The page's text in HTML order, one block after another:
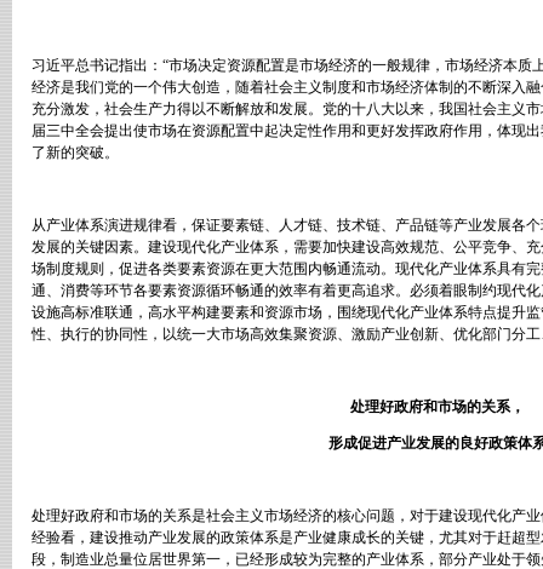
习近平总书记指出： “市场决定资源配置是市场经济的一般规律，市场经济本质
经济是我们党的一个伟大创造，随着社会主义制度和市场经济体制的不断深入
充分激发，社会生产力得以不断解放和发展。党的十八大以来，我国社会主义
届三中全会提出使市场在资源配置中起决定性作用和更好发挥政府作用，体现
了新的突破。
从产业体系演进规律看，保证要素链、人才链、技术链、产品链等产业发展各
发展的关键因素。建设现代化产业体系，需要加快建设高效规范、公平竞争、
场制度规则，促进各类要素资源在更大范围内畅通流动。现代化产业体系具有
通、消费等环节各要素资源循环畅通的效率有着更高追求。必须着眼制约现代
设施高标准联通，高水平构建要素和资源市场，围绕现代化产业体系特点提升
性、执行的协同性，以统一大市场高效集聚资源、激励产业创新、优化部门分
处理好政府和市场的关系，
形成促进产业发展的良好政策体
处理好政府和市场的关系是社会主义市场经济的核心问题，对于建设现代化产
经验看，建设推动产业发展的政策体系是产业健康成长的关键，尤其对于赶超
段，制造业总量位居世界第一，已经形成较为完整的产业体系，部分产业处于